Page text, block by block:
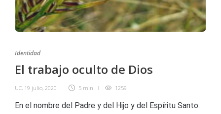
Identidad
El trabajo oculto de Dios
UC, 19 julio, 2020 5 min 1259
En el nombre del Padre y del Hijo y del Espíritu Santo.